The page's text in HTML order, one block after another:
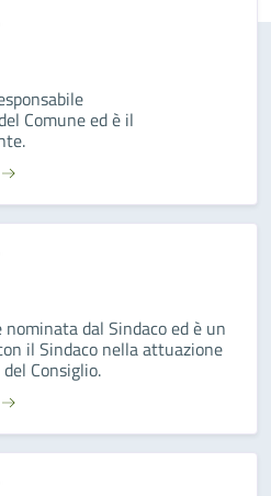
Comune ed è il
dal Sindaco ed è un
il Sindaco nella attuazione
Consiglio.